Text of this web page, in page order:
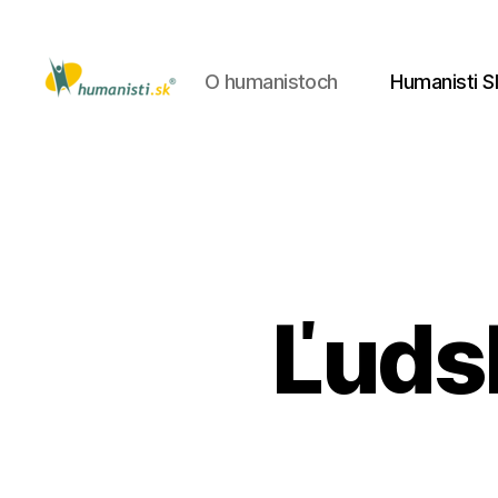
O humanistoch Humanisti